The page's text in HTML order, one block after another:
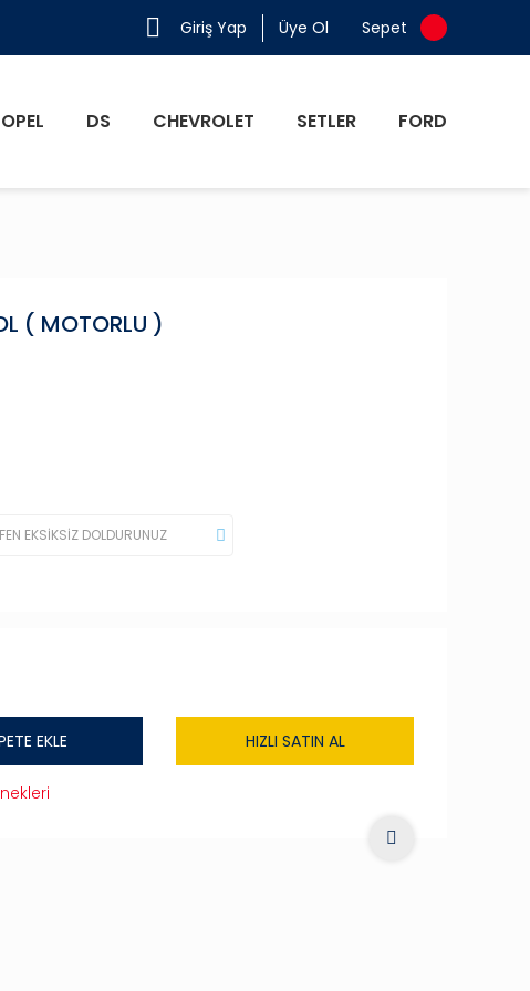
Giriş Yap Üye Ol Sepet
OPEL DS CHEVROLET SETLER FORD
( MOTORLU )
EKLE HIZLI SATIN AL